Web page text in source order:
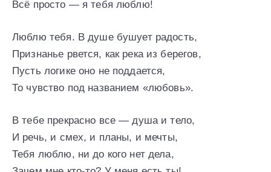
Всё просто — я тебя люблю!
Люблю тебя. В душе бушует радость,
Признанье рвется, как река из берегов,
Пусть логике оно не поддается,
То чувство под названием «любовь».
В тебе прекрасно все — душа и тело,
И речь, и смех, и планы, и мечты,
Тебя люблю, ни до кого нет дела,